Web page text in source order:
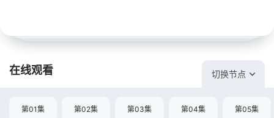
在线观看 切换节点
第01集 第02集 第03集 第04集 第05集